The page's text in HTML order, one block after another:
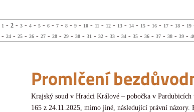
1 - 2 - 3 - 4 - 5 - 6 - 7 - 8 - 9 - 10 - 11 - 12 - 13 - 14 - 15 - 16 - 17 - 18 - 19
- 24 - 25 - 26 - 27 - 28 - 29 - 30 - 31 - 32 - 33 - 34 - 35 - 36 - 37 - 38 - 39 -
Promlčení
Krajský soud v Hradci Králové – pobočka v
165 z 24.11.2025, mimo jiné, následující právní názory.